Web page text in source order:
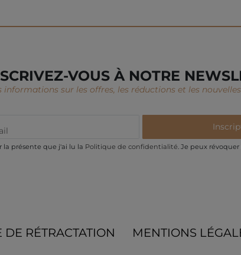
VOUS À NOTRE
informations sur les offres, les réductions et les
la présente que j'ai lu la Politique de confidentialité . Je peux
RÉTRACTATION MENTIONS